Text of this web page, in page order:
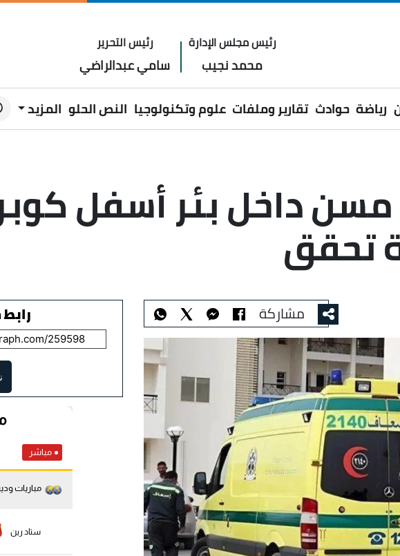
رئيس مجلس الإدارة
محمد نجيب
رئيس التحرير
سامي عبدالراضي
رياضة حوادث تقارير وملفات علوم وتكنولوجيا النص الحلو المزيد
مسن داخل بئر أسفل
تحقق
مشاركة